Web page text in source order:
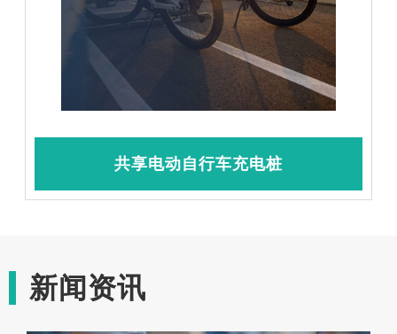
共享电动自行车充电桩
新闻资讯